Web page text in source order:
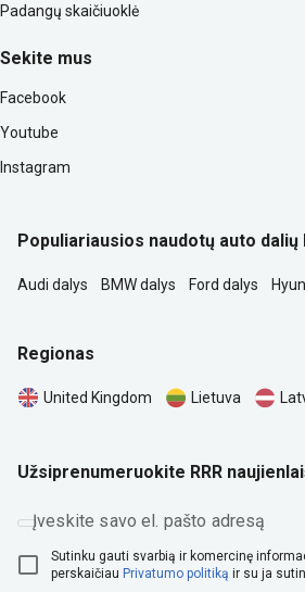
Padangų skaičiuoklė
Sekite mus
Facebook
Youtube
Instagram
Populiariausios naudotų auto
Audi dalys BMW dalys Ford dalys
Regionas
United Kingdom Lietuva
Užsiprenumeruokite RRR
Įveskite savo el. pašto adresą
Sutinku gauti svarbią ir komercinę
perskaičiau Privatumo politiką ir su ja